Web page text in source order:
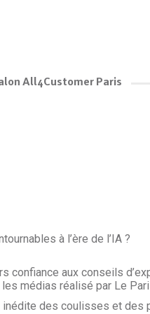
All4Customer Paris
à l’ère de l’IA ?
confiance aux conseils
médias réalisé par Le
inédite des coulisses et